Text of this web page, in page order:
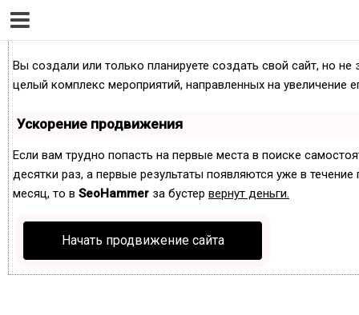
Как продвинуть сайт на первые места?
Вы создали или только планируете создать свой сайт, но
целый комплекс мероприятий, направленных на
Ускорение продвижения
Если вам трудно попасть на первые места в поиске
десятки раз, а первые результаты появляются уже в
месяц, то в SeoHammer за бустер вернут деньги.
Начать продвижение сайта